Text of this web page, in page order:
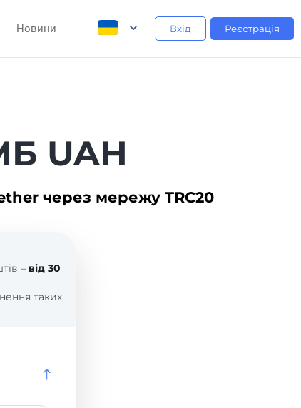
Новини Вхід Реєстрація
UAH
через мережу TRC20
– від 30
таких